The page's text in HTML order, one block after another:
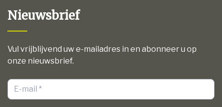
Nieuwsbrief
Vul vrijblijvend uw e-mailadres in en abonneer u op
onze nieuwsbrief.